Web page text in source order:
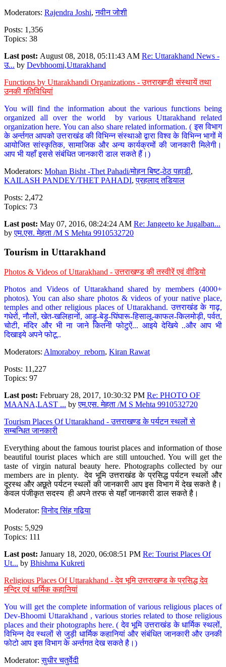
Moderators: Rajendra Joshi,नवीन जोशी
Posts: 1,356
Topics: 38
Last post: August 08, 2018, 05:11:43 AM Re: Uttarakhand News -
उ... by Devbhoomi,Uttarakhand
Functions by Uttarakhandi Organizations - उत्तराखण्डी संस्थायें तथा
उनकी गतिविधियां
You will find the information about the various functions being
organized all over the world by various Uttarakhand related
organization here. You can also share related information. ( इस विभाग
के अर्न्तगत आपको उत्तराखंड की विभिन्न संस्थाओ द्वारा विश्व के विभिन्न भागों में
आयोजित सांस्कृतिक, सामाजिक और अन्य कार्यक्रमों की जानकारी मिलेगी।
आप भी यहाँ इससे संबंधित जानकारी डाल सकते हैं।)
Moderators: Mohan Bisht -Thet Pahadi/मोहन बिष्ट-ठेठ पहाडी,
KAILASH PANDEY/THET PAHADI,प्रहलाद तडियाल
Posts: 2,472
Topics: 73
Last post: May 07, 2016, 08:24:24 AM Re: Jangeeto ke Jugalban...
byएम.एस. मेहता /M S Mehta 9910532720
Tourism in Uttarakhand
Photos & Videos of Uttarakhand - उत्तराखण्ड की तस्वीरें एवं वीडियो
Photos and Videos of Uttarakhand shared by members (4000+
photos). You can also share photos & videos of your native place,
temples and other religious places of Uttarakhand. उत्तराखंड के गाढ़,
गधेरों, नौलों, खेत-खलिहानों, आड़ू-बेड़ू-घिंघारू-हिसालू-काफल-किलमोड़ी, पर्वत,
चोटी, मंदिर और भी ना जाने कितनी फोटुऐं... आइये देखिये ..और आप भी
दिखाइये अपने फोटू..
Moderators: Almoraboy_reborn, Kiran Rawat
Posts: 11,227
Topics: 97
Last post: February 28, 2017, 10:30:32 PM Re: PHOTO OF
MAANA,LAST ... byएम.एस. मेहता /M S Mehta 9910532720
Tourism Places Of Uttarakhand - उत्तराखण्ड के पर्यटन स्थलों से
सम्बन्धित जानकारी
Everything about the famous tourist places and information of those
beautiful tourist places which are still untouched. You will get the
taste of virgin natural beauty here. Photographs collected by our
members are in plenty. देव भूमि उत्तराखंड के प्रसिद्ध पर्यटन स्थलों और
दूरस्थ और अछूते पर्यटन स्थलों की जानकारी आप इस विभाग में देख सकते है।
केवल पंजीकृत सदस्य ही अपने तरफ से यहाँ जानकारी डाल सकते है।
Moderator:विनोद सिंह गढ़िया
Posts: 5,929
Topics: 111
Last post: January 18, 2020, 06:08:51 PM Re: Tourist Places Of
Ut... by Bhishma Kukreti
Religious Places Of Uttarakhand - देव भूमि उत्तराखण्ड के प्रसिद्ध देव
मन्दिर एवं धार्मिक कहानियां
You will get the complete information of various religious places of
Dev-Bhoomi Uttarakhand , various stories related to those religious
places and their photographs here. ( देव भूमि उत्तराखंड के धार्मिक स्थलों,
विभिन्न देव स्थलों से जुड़ी धार्मिक कहानियां और संबंधित जानकारी और उनकी
फोटो आप इस विभाग के अर्न्तगत देख सकते है।)
Moderator:सुधीर चतुर्वेदी